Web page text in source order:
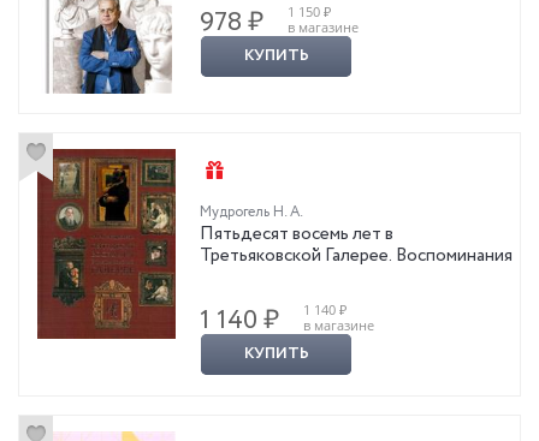
978 ₽
1 150 ₽
в магазине
КУПИТЬ
Мудрогель Н. А.
Пятьдесят восемь лет в
Третьяковской Галерее. Воспоминания
1 140 ₽
1 140 ₽
в магазине
КУПИТЬ